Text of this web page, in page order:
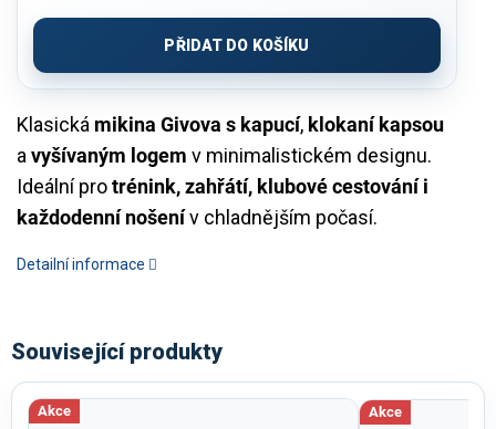
Klasická mikina Givova s kapucí, klokaní kapsou
a vyšívaným logem v minimalistickém designu.
Ideální protrénink, zahřátí, klubové cestování i
každodenní nošenív chladnějším počasí.
Detailní informace
cena:
PŘIDAT DO KOŠÍKU
Související produkty
Akce Akce